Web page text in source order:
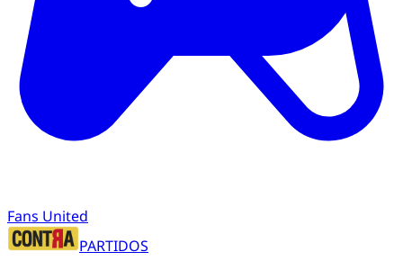
Fans United
PARTIDOS